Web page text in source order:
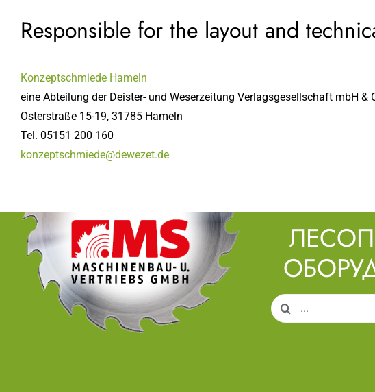
Responsible for the layout and
Konzeptschmiede Hameln
eine Abteilung der Deister- und Weserzeitung Verlagsgesellschaft mbH &
Osterstraße 15-19, 31785 Hameln
Tel. 05151 200 160
konzeptschmiede@dewezet.de
Search
for: